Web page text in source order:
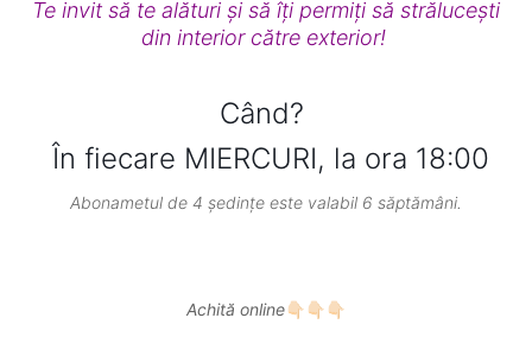
Te invit să te alături și să îți permiți să strălucești
din interior către exterior! ​
Când?
În fiecare MIERCURI, la ora 18:00
Abonametul de 4 ședințe este valabil 6 săptămâni.
Achită online👇🏻👇🏻👇🏻